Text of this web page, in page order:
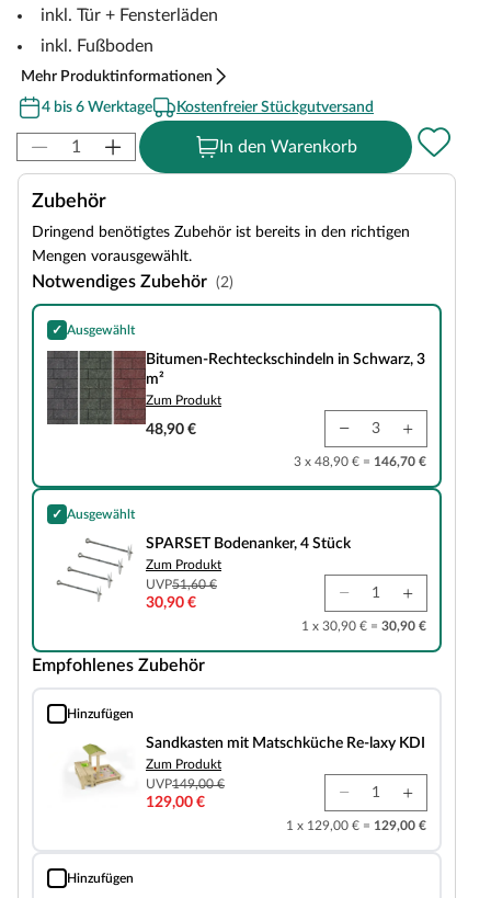
inkl. Tür + Fensterläden
inkl. Fußboden
Mehr Produktinformationen
4 bis 6 Werktage
Kostenfreier Stückgutversand
In den Warenkorb
Zubehör
Dringend benötigtes Zubehör ist bereits in den richtigen
Mengen vorausgewählt.
Notwendiges Zubehör (2)
✓ Ausgewählt
Bitumen-Rechteckschindeln in Schwarz, 3 m²
Bitumen-Rechteckschindeln in Schwarz, 3
m²
Zum Produkt
48,90 €
3 x 48,90 € = 146,70 €
✓ Ausgewählt
SPARSET Bodenanker, 4 Stück
SPARSET Bodenanker, 4 Stück
Zum Produkt
UVP51,60 €
30,90 €
1 x 30,90 € = 30,90 €
Empfohlenes Zubehör
Hinzufügen
Sandkasten mit Matschküche Re-laxy KDI
Sandkasten mit Matschküche Re-laxy KDI
Zum Produkt
UVP149,00 €
129,00 €
1 x 129,00 € = 129,00 €
Hinzufügen
Fallschutzmatte 50x50 cm 25 mm stark